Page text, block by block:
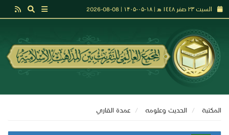
السبت ٢٣ صفر ١٤٤٨ هـ | ۱۸-۰۵-۱۴۰۵ | 08-08-2026
المكتبة الحديث وعلومه عمدة القاري